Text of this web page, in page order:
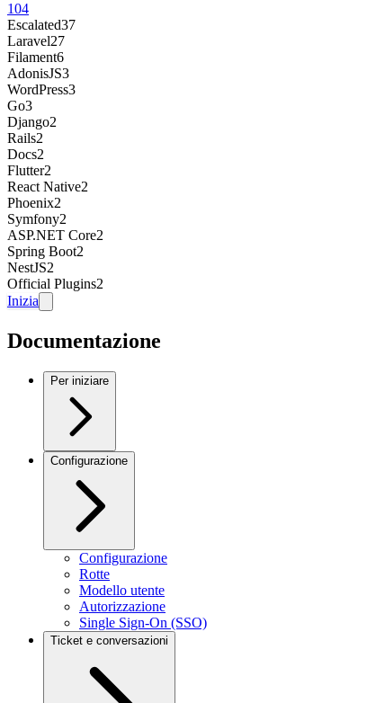
104
Escalated37
Laravel27
Filament6
AdonisJS3
WordPress3
Go3
Django2
Rails2
Docs2
Flutter2
React Native2
Phoenix2
Symfony2
ASP.NET Core2
Spring Boot2
NestJS2
Official Plugins2
Inizia
Documentazione
Per iniziare
Configurazione
Configurazione
Rotte
Modello utente
Autorizzazione
Single Sign-On (SSO)
Ticket e conversazioni